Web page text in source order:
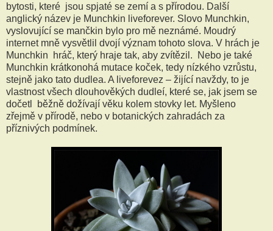
bytosti, které jsou spjaté se zemí a s přírodou. Další
anglický název je Munchkin liveforever. Slovo Munchkin,
vyslovující se mančkin bylo pro mě neznámé. Moudrý
internet mně vysvětlil dvojí význam tohoto slova. V hrách je
Munchkin hráč, který hraje tak, aby zvítězil. Nebo je také
Munchkin krátkonohá mutace koček, tedy nízkého vzrůstu,
stejně jako tato dudlea. A liveforevez – žijící navždy, to je
vlastnost všech dlouhověkých dudleí, které se, jak jsem se
dočetl běžně dožívají věku kolem stovky let. Myšleno
zřejmě v přírodě, nebo v botanických zahradách za
příznivých podmínek.